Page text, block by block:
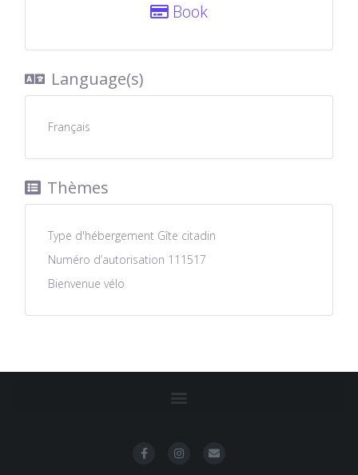
Book
Language(s)
Français
Thèmes
Type d'hébergement Gîte citadin
Numéro d’autorisation 111517
Bienvenue vélo